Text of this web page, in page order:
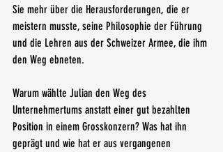
Sie mehr über die Herausforderungen, die er
meistern musste, seine Philosophie der Führung
und die Lehren aus der Schweizer Armee, die ihm
den Weg ebneten.
Warum wählte Julian den Weg des
Unternehmertums anstatt einer gut bezahlten
Position in einem Grosskonzern? Was hat ihn
geprägt und wie hat er aus vergangenen